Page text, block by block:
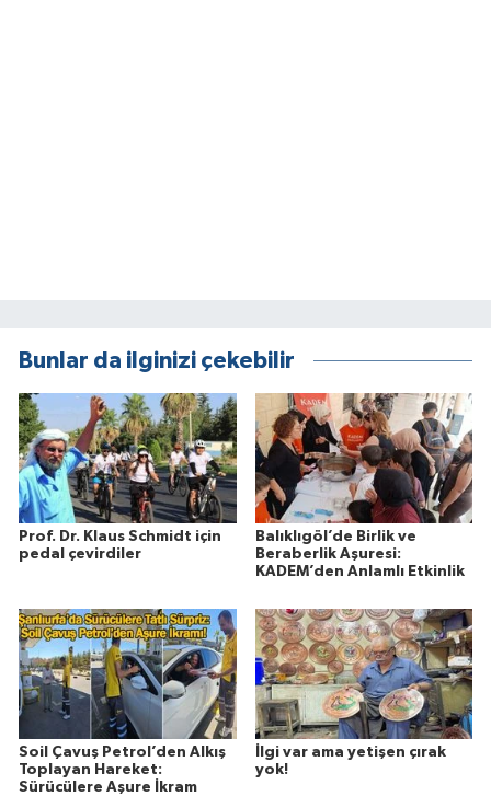
Bunlar da ilginizi çekebilir
Prof. Dr. Klaus Schmidt için
pedal çevirdiler
Balıklıgöl’de Birlik ve
Beraberlik Aşuresi:
KADEM’den Anlamlı Etkinlik
Soil Çavuş Petrol’den Alkış
Toplayan Hareket:
Sürücülere Aşure İkram
İlgi var ama yetişen çırak
yok!